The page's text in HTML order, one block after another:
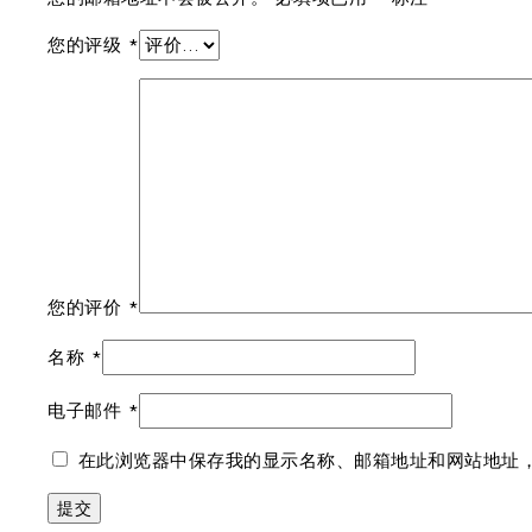
您的评级 *
您的评价 *
名称 *
电子邮件 *
在此浏览器中保存我的显示名称、邮箱地址和网站地址